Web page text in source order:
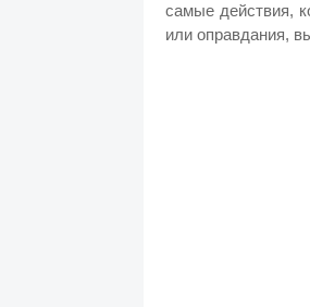
самые действия,
или оправдания,